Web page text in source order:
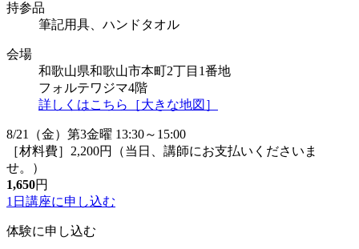
持参品
筆記用具、ハンドタオル
会場
和歌山県和歌山市本町2丁目1番地
フォルテワジマ4階
詳しくはこちら［大きな地図］
8/21（金）第3金曜 13:30～15:00
［材料費］2,200円（当日、講師にお支払いくださいま
せ。）
1,650円
1日講座に申し込む
体験に申し込む